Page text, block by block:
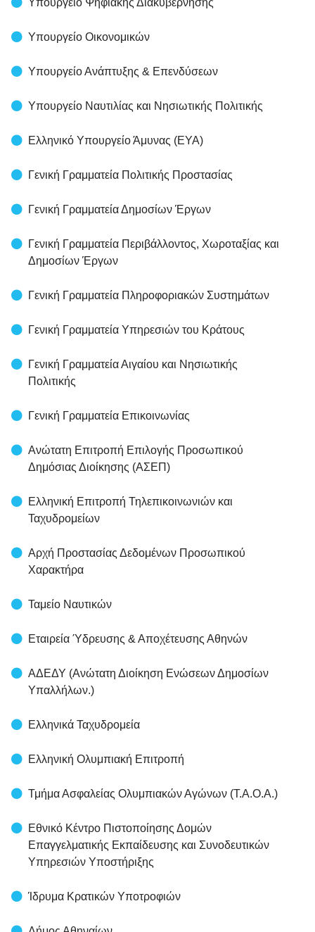
Υπουργείο Ψηφιακής Διακυβέρνησης
Υπουργείο Οικονομικών
Υπουργείο Ανάπτυξης & Επενδύσεων
Υπουργείο Ναυτιλίας και Νησιωτικής Πολιτικής
Ελληνικό Υπουργείο Άμυνας (ΕΥΑ)
Γενική Γραμματεία Πολιτικής Προστασίας
Γενική Γραμματεία Δημοσίων Έργων
Γενική Γραμματεία Περιβάλλοντος, Χωροταξίας και
Δημοσίων Έργων
Γενική Γραμματεία Πληροφοριακών Συστημάτων
Γενική Γραμματεία Υπηρεσιών του Κράτους
Γενική Γραμματεία Αιγαίου και Νησιωτικής
Πολιτικής
Γενική Γραμματεία Επικοινωνίας
Ανώτατη Επιτροπή Επιλογής Προσωπικού
Δημόσιας Διοίκησης (ΑΣΕΠ)
Ελληνική Επιτροπή Τηλεπικοινωνιών και
Ταχυδρομείων
Αρχή Προστασίας Δεδομένων Προσωπικού
Χαρακτήρα
Ταμείο Ναυτικών
Εταιρεία Ύδρευσης & Αποχέτευσης Αθηνών
ΑΔΕΔΥ (Ανώτατη Διοίκηση Ενώσεων Δημοσίων
Υπαλλήλων.)
Ελληνικά Ταχυδρομεία
Ελληνική Ολυμπιακή Επιτροπή
Τμήμα Ασφαλείας Ολυμπιακών Αγώνων (Τ.Α.Ο.Α.)
Εθνικό Κέντρο Πιστοποίησης Δομών
Επαγγελματικής Εκπαίδευσης και Συνοδευτικών
Υπηρεσιών Υποστήριξης
Ίδρυμα Κρατικών Υποτροφιών